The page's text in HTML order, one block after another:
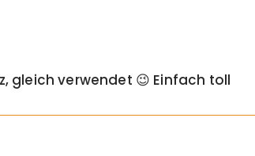
gleich verwendet 😉 Einfach toll